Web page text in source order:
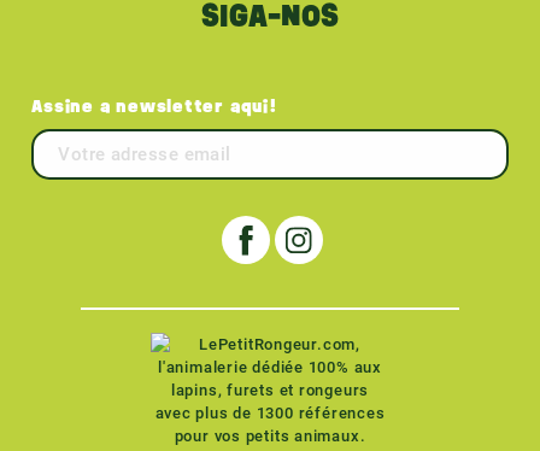
SIGA-NOS
Assine a newsletter aqui!